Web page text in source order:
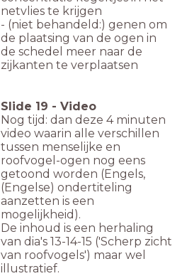
netvlies te krijgen
- (niet behandeld:) genen om
de plaatsing van de ogen in
de schedel meer naar de
zijkanten te verplaatsen
Slide 19 - Video
Nog tijd: dan deze 4 minuten
video waarin alle verschillen
tussen menselijke en
roofvogel-ogen nog eens
getoond worden (Engels,
(Engelse) ondertiteling
aanzetten is een
mogelijkheid).
De inhoud is een herhaling
van dia's 13-14-15 ('Scherp zicht
van roofvogels') maar wel
illustratief.